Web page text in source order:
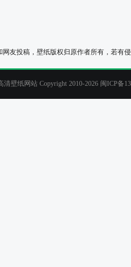
网友投稿，壁纸版权归原作者所有，若
清壁纸网站 Copyright 2010-2026 闽ICP备